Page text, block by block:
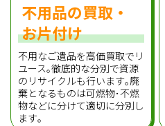
不用品の買取・
お片付け
不用なご遺品を高価買取でリ
ユース｡徹底的な分別で資源
のリサイクルも行います｡廃
棄となるものは可燃物･不燃
物などに分けて適切に分別し
ます｡